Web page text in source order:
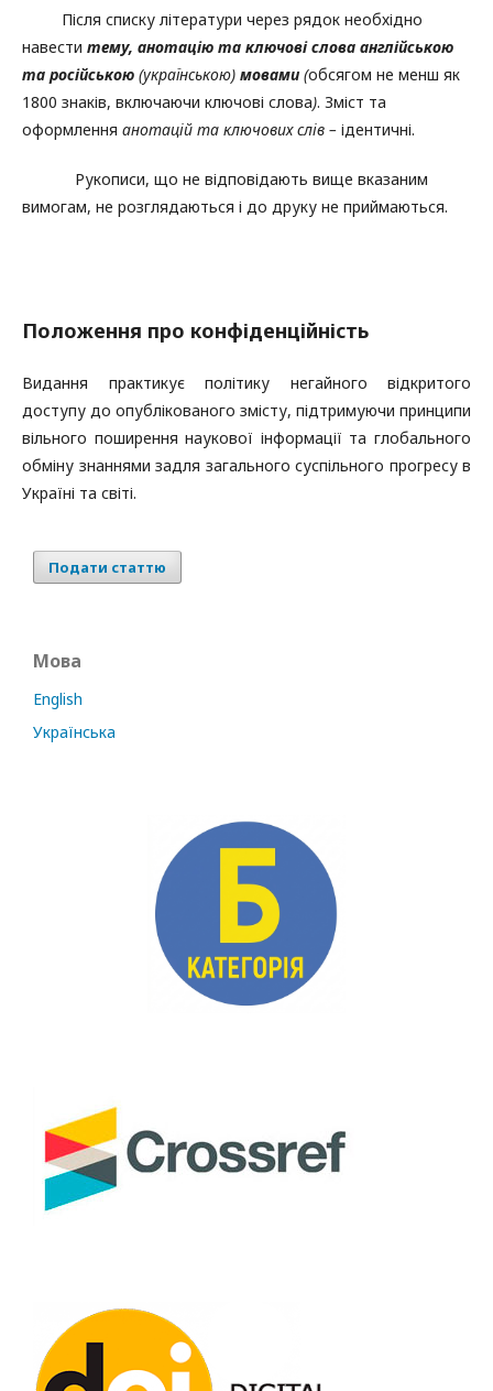
Після списку літератури через рядок необхідно
навести тему, анотацію та ключові слова англійською
та російською (українською) мовами (обсягом не менш як
1800 знаків, включаючи ключові слова). Зміст та
оформлення анотацій та ключових слів – ідентичні.
Рукописи, що не відповідають вище вказаним
вимогам, не розглядаються і до друку не приймаються.
Положення про конфіденційність
Видання практикує політику негайного відкритого
доступу до опублікованого змісту, підтримуючи принципи
вільного поширення наукової інформації та глобального
обміну знаннями задля загального суспільного прогресу в
Україні та світі.
Подати статтю
Мова
English
Українська